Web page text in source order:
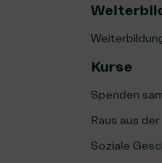
Kurse
Spenden
Raus aus
Soziale